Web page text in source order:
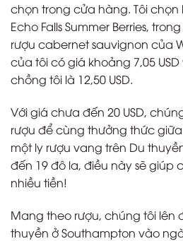
chọn trong cửa hàng. Tôi chọn
Echo Falls Summer Berries,
rượu cabernet sauvignon của
của tôi có giá khoảng 7,05
chồng tôi là 12,50 USD.
Với giá chưa đến 20 USD,
rượu để cùng thưởng thức
một ly rượu vang trên Du
đến 19 đô la, điều này sẽ giúp
nhiều tiền!
Mang theo rượu, chúng tôi lên
thuyền ở Southampton vào